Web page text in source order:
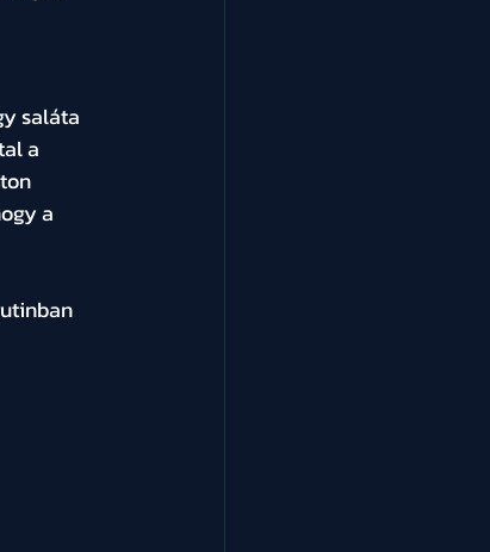
saláta
a
a